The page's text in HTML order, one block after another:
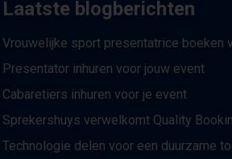
Laatste blogberichten
Vrouwelijke sport presentatrice boeken
Presentator inhuren voor jouw event
Cabaretiers inhuren voor je event
Sprekershuys verwelkomt Quality
Technologie delen voor een duurzame